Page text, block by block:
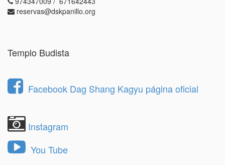
reservas@dskpanillo.org
Templo Budista
Facebook Dag Shang Kagyu página oficial
Instagram
You Tube